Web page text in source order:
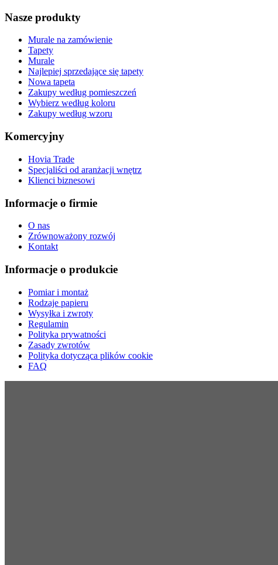
Nasze produkty
Murale na zamówienie
Tapety
Murale
Najlepiej sprzedające się tapety
Nowa tapeta
Zakupy według pomieszczeń
Wybierz według koloru
Zakupy według wzoru
Komercyjny
Hovia Trade
Specjaliści od aranżacji wnętrz
Klienci biznesowi
Informacje o firmie
O nas
Zrównoważony rozwój
Kontakt
Informacje o produkcie
Pomiar i montaż
Rodzaje papieru
Wysyłka i zwroty
Regulamin
Polityka prywatności
Zasady zwrotów
Polityka dotycząca plików cookie
FAQ